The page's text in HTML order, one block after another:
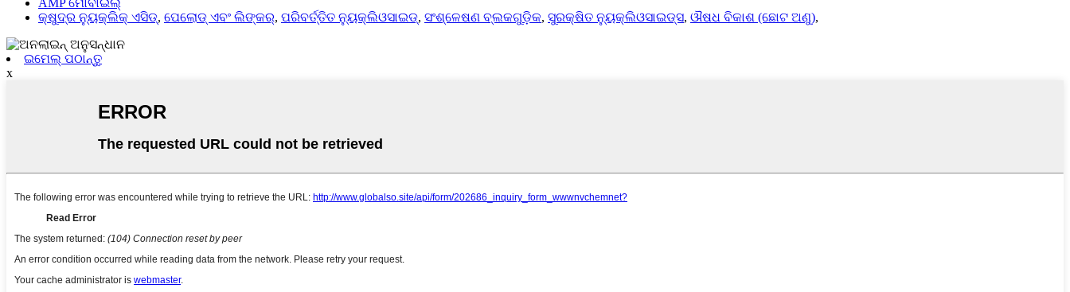
କ୍ଷୁଦ୍ର ନ୍ୟୁକ୍ଲିକ୍ ଏସିଡ୍, ପେଲୋଡ୍ ଏବଂ ଲିଙ୍କର୍, ପରିବର୍ତ୍ତିତ ନ୍ୟୁକ୍ଲିଓସାଇଡ୍, ସଂଶ୍ଳେଷଣ ବ୍ଲକଗୁଡ଼ିକ, ସୁରକ୍ଷିତ ନ୍ୟୁକ୍ଲିଓସାଇଡ୍ସ, ଔଷଧ ବିକାଶ (ଛୋଟ ଅଣୁ),
ଇମେଲ୍ ପଠାନ୍ତୁ
x